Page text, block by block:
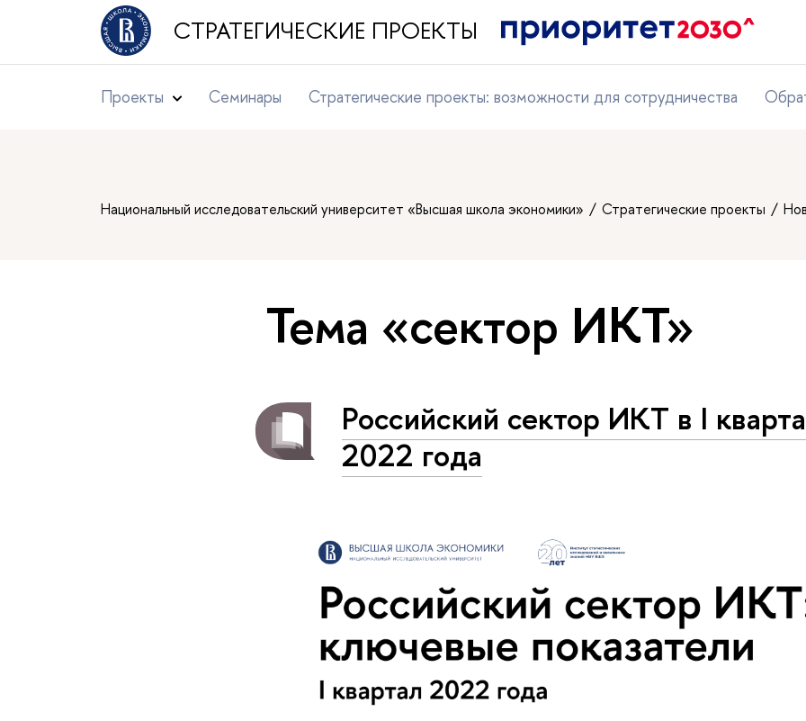
СТРАТЕГИЧЕСКИЕ ПРОЕКТЫ
Проекты Семинары Стратегические проекты: возможности для сотрудничества
Национальный исследовательский университет «Высшая школа экономики» Стратегические проекты
Тема «сектор ИКТ»
Российский сектор ИКТ в I
2022 года